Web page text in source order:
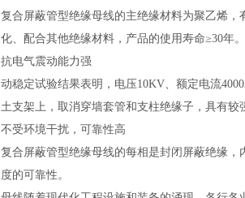
复合屏蔽管型绝缘母线的主绝缘材料为聚乙烯
化、配合其他绝缘材料，产品的使用寿命≥30年。
抗电气震动能力强
动稳定试验结果表明，电压10KV、额定电流
土支架上，取消穿墙套管和支柱绝缘子，具有较
不受环境干扰，可靠性高
复合屏蔽管型绝缘母线的每相是封闭屏蔽绝缘
度的可靠性。